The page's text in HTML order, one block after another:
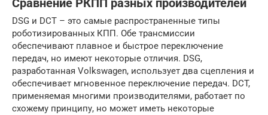
Сравнение РКПП разных производителей
DSG и DCT – это самые распространенные типы
роботизированных КПП. Обе трансмиссии
обеспечивают плавное и быстрое переключение
передач, но имеют некоторые отличия. DSG,
разработанная Volkswagen, использует два сцепления и
обеспечивает мгновенное переключение передач. DCT,
применяемая многими производителями, работает по
схожему принципу, но может иметь некоторые